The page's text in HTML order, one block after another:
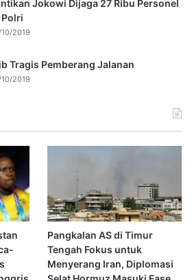
Jokowi Dijaga 27 Ribu Personel
2019
Tragis Pemberang Jalanan
2019
Pangkalan AS di Timur
Tengah Fokus untuk
Menyerang Iran, Diplomasi